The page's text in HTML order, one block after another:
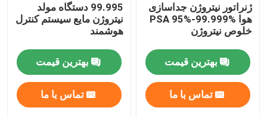
ژنراتور نیتروژن جداسازی
هوا PSA 95%-99.999%
خلوص نیتروژن
بهترین قیمت
تماس با ما
99.995 دستگاه مولد
نیتروژن مایع سیستم کنترل
هوشمند
بهترین قیمت
تماس با ما